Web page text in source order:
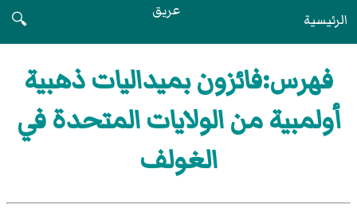
الرئيسية عريق
🔍
فهرس:فائزون بميداليات ذهبية
أولمبية من الولايات المتحدة في
الغولف